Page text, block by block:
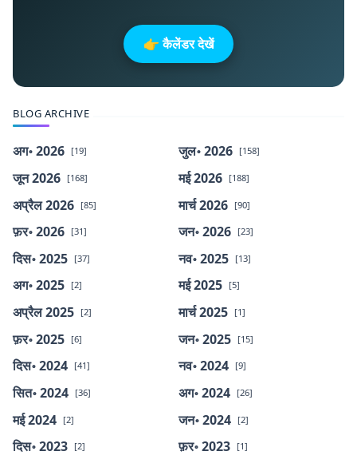
👉 कैलेंडर देखें
BLOG ARCHIVE
अग॰ 2026 [19] जुल॰ 2026 [158]
जून 2026 [168] मई 2026 [188]
अप्रैल 2026 [85] मार्च 2026 [90]
फ़र॰ 2026 [31] जन॰ 2026 [23]
दिस॰ 2025 [37] नव॰ 2025 [13]
अग॰ 2025 [2] मई 2025 [5]
अप्रैल 2025 [2] मार्च 2025 [1]
फ़र॰ 2025 [6] जन॰ 2025 [15]
दिस॰ 2024 [41] नव॰ 2024 [9]
सित॰ 2024 [36] अग॰ 2024 [26]
मई 2024 [2] जन॰ 2024 [2]
दिस॰ 2023 [2] फ़र॰ 2023 [1]